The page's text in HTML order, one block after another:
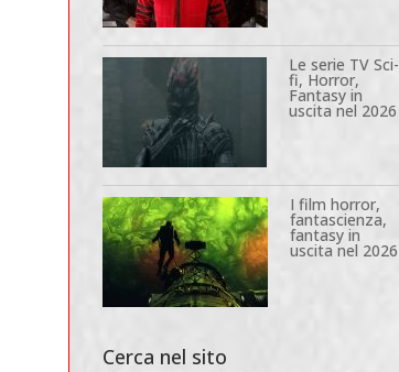
Le serie TV Sci-
fi, Horror,
Fantasy in
uscita nel 2026
I film horror,
fantascienza,
fantasy in
uscita nel 2026
Cerca nel sito